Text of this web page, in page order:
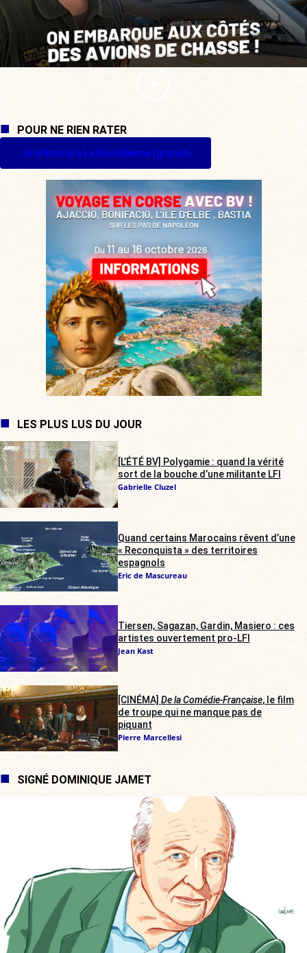
POUR NE RIEN RATER
Je m'inscris à La Quotidienne (gratuit)
LES PLUS LUS DU JOUR
[L’ÉTÉ BV] Polygamie : quand la vérité
sort de la bouche d’une militante LFI
Gabrielle Cluzel
Quand certains Marocains rêvent d’une
« Reconquista » des territoires
espagnols
Eric de Mascureau
Tiersen, Sagazan, Gardin, Masiero : ces
artistes ouvertement pro-LFI
Jean Kast
[CINÉMA] De la Comédie-Française, le film
de troupe qui ne manque pas de
piquant
Pierre Marcellesi
SIGNÉ DOMINIQUE JAMET